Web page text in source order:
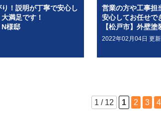
！説明が丁寧で安心し
満足です！
N様邸
営業の方や工事担
安心してお任せで
【松戸市】外壁塗
2022年02月04日 更新
1 / 12 1 2 3 4